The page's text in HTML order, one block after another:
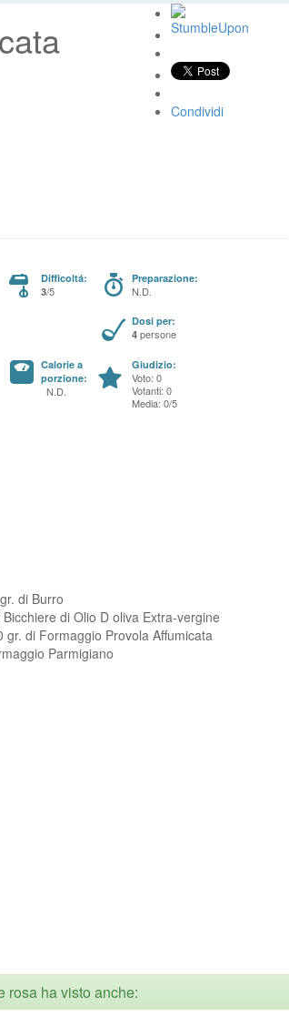
Condividi
Difficoltá:
3/5
Preparazione:
N.D.
Dosi per:
4 persone
Calorie a
porzione:
N.D.
Giudizio:
Voto: 0
Votanti: 0
Media: 0/5
di Burro
Bicchiere di Olio D oliva Extra-vergine
gr. di Formaggio Provola Affumicata
Parmigiano
rosa ha visto anche: